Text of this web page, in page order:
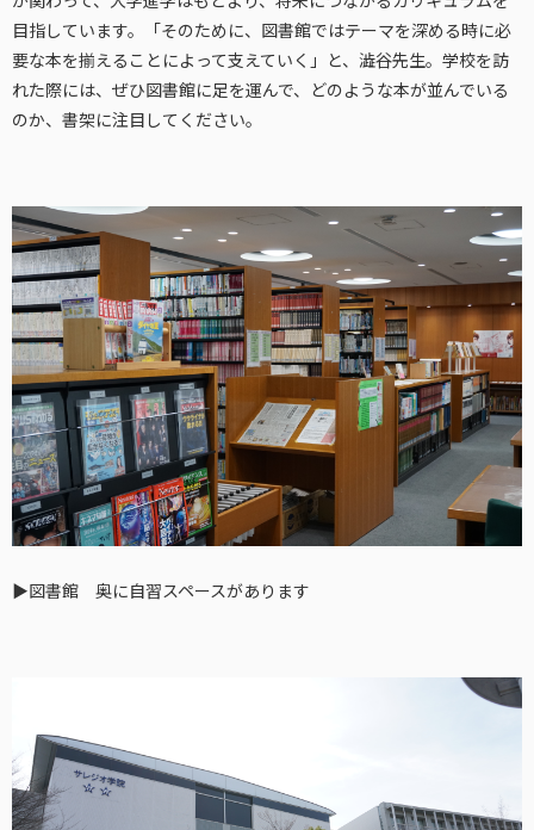
目指しています。「そのために、図書館ではテーマを深める時に必
要な本を揃えることによって支えていく」と、澁谷先生。学校を訪
れた際には、ぜひ図書館に足を運んで、どのような本が並んでいる
のか、書架に注目してください。
▶︎図書館 奥に自習スペースがあります